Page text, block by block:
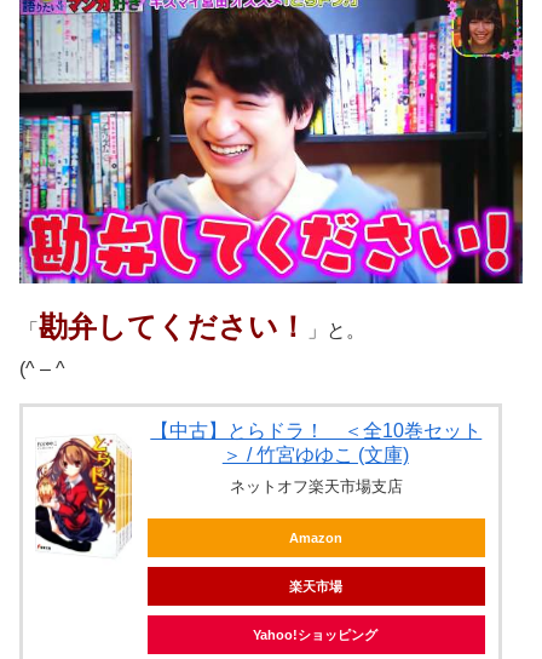
「 勘弁してください！
」と。
(^ – ^
【中古】とらドラ！ ＜全10巻セット
＞ / 竹宮ゆゆこ (文庫)
ネットオフ楽天市場支店
Amazon
楽天市場
Yahoo!ショッピング